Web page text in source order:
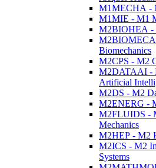
M1MECHA -
M1MIE - M1
M2BIOHEA -
Biomechanics
M2CPS - M2
M2DATAAI -
Artificial
M2DS - M2
M2ENERG -
M2FLUIDS -
Mechanics
M2HEP - M2
M2ICS - M2
Systems